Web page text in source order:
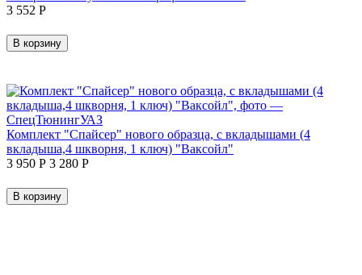
3 552 Р
В корзину
Комплект "Спайсер" нового образца, с вкладышами (4
вкладыша,4 шкворня, 1 ключ) "Ваксойл"
3 950 Р 3 280 Р
В корзину